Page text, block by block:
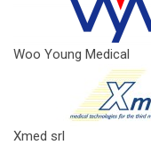
Woo Young Medical
Xmed srl